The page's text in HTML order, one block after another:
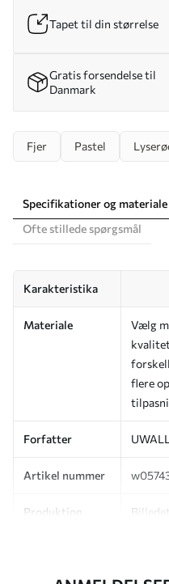
Tapet til din størrelse
Gratis forsendelse til
Danmark
Fjer Pastel
Specifikationer og materiale
Ofte stillede spørgsmål
Karakteristika
Materiale
Vælg
flere
Forfatter
Artikel nummer
Produktion